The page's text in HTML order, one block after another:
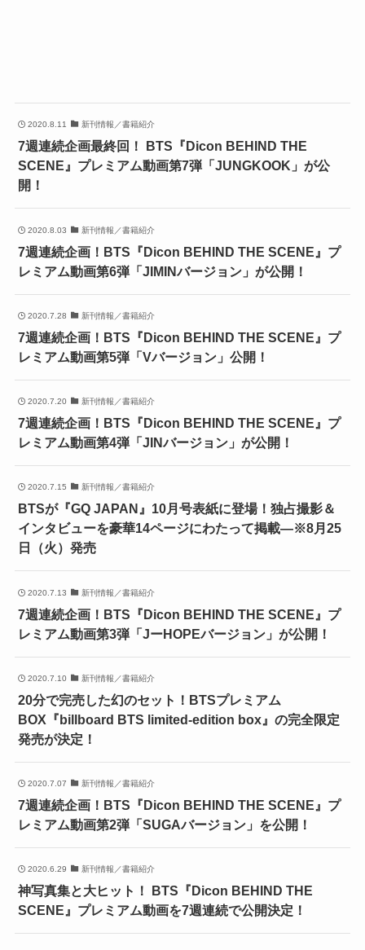
2020.8.11 新刊情報／書籍紹介
7週連続企画最終回！ BTS『Dicon BEHIND THE
SCENE』プレミアム動画第7弾「JUNGKOOK」が公
開！
2020.8.03 新刊情報／書籍紹介
7週連続企画！BTS『Dicon BEHIND THE SCENE』プ
レミアム動画第6弾「JIMINバージョン」が公開！
2020.7.28 新刊情報／書籍紹介
7週連続企画！BTS『Dicon BEHIND THE SCENE』プ
レミアム動画第5弾「Vバージョン」公開！
2020.7.20 新刊情報／書籍紹介
7週連続企画！BTS『Dicon BEHIND THE SCENE』プ
レミアム動画第4弾「JINバージョン」が公開！
2020.7.15 新刊情報／書籍紹介
BTSが『GQ JAPAN』10月号表紙に登場！独占撮影＆
インタビューを豪華14ページにわたって掲載―※8月25
日（火）発売
2020.7.13 新刊情報／書籍紹介
7週連続企画！BTS『Dicon BEHIND THE SCENE』プ
レミアム動画第3弾「JーHOPEバージョン」が公開！
2020.7.10 新刊情報／書籍紹介
20分で完売した幻のセット！BTSプレミアム
BOX『billboard BTS limited-edition box』の完全限定
発売が決定！
2020.7.07 新刊情報／書籍紹介
7週連続企画！BTS『Dicon BEHIND THE SCENE』プ
レミアム動画第2弾「SUGAバージョン」を公開！
2020.6.29 新刊情報／書籍紹介
神写真集と大ヒット！ BTS『Dicon BEHIND THE
SCENE』プレミアム動画を7週連続で公開決定！